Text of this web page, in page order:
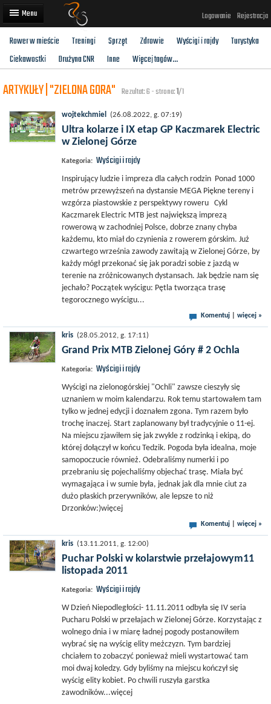
Logowanie Rejestracja
Artykuły
Użytkownicy
Rower w mieście Treningi Sprzęt Zdrowie Wyścigi i rajdy
Turystyka
Ciekawostki
Drużyna CNR Inne Więcej tagów...
ARTYKUŁY | "ZIELONA GORA" Rezultat: 6 - strona:1/1
wojtekchmiel (26.08.2022, g. 07:19)
Ultra kolarze i IX etap GP Kaczmarek Electric
w Zielonej Górze
Kategoria: Wyścigi i rajdy
Inspirujący ludzie i impreza dla całych rodzin Ponad 1000
metrów przewyższeń na dystansie MEGA Piękne tereny i
wzgórza piastowskie z perspektywy roweru Cykl
Kaczmarek Electric MTB jest największą imprezą
rowerową w zachodniej Polsce, dobrze znany chyba
każdemu, kto miał do czynienia z rowerem górskim. Już
czwartego września zawody zawitają w Zielonej Górze, by
każdy mógł przekonać się jak poradzi sobie z jazdą w
terenie na zróżnicowanych dystansach. Jak będzie nam się
jechało? Początek wyścigu: Pętla tworząca trasę
tegorocznego wyścigu...
Komentuj więcej »
kris (28.05.2012, g. 17:11)
Grand Prix MTB Zielonej Góry # 2 Ochla
Kategoria: Wyścigi i rajdy
Wyścigi na zielonogórskiej "Ochli" zawsze cieszyły się
uznaniem w moim kalendarzu. Rok temu startowałem tam
tylko w jednej edycji i doznałem zgona. Tym razem było
trochę inaczej. Start zaplanowany był tradycyjnie o 11-ej.
Na miejscu zjawiłem się jak zwykle z rodzinką i ekipą, do
której dołączył w końcu Tedzik. Pogoda była idealna, moje
samopoczucie również. Odebraliśmy numerki i po
przebraniu się pojechaliśmy objechać trasę. Miała być
wymagająca i w sumie była, jednak jak dla mnie ciut za
dużo płaskich przerywników, ale lepsze to niż
Drzonków:)więcej
Komentuj więcej »
kris (13.11.2011, g. 12:00)
Puchar Polski w kolarstwie przełajowym11
listopada 2011
Kategoria: Wyścigi i rajdy
W Dzień Niepodległości- 11.11.2011 odbyła się IV seria
Pucharu Polski w przełajach w Zielonej Górze. Korzystając z
wolnego dnia i w miarę ładnej pogody postanowiłem
wybrać się na wyścig elity meżczyzn. Tym bardziej
chciałem to zobaczyć ponieważ mieli wystartować tam
moi dwaj koledzy. Gdy byliśmy na miejscu kończył się
wyścig elity kobiet. Po chwili ruszyła garstka
zawodników...więcej